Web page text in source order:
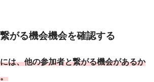
がる機会機会を確認する
は、他の参加者と繋がる機会があるか